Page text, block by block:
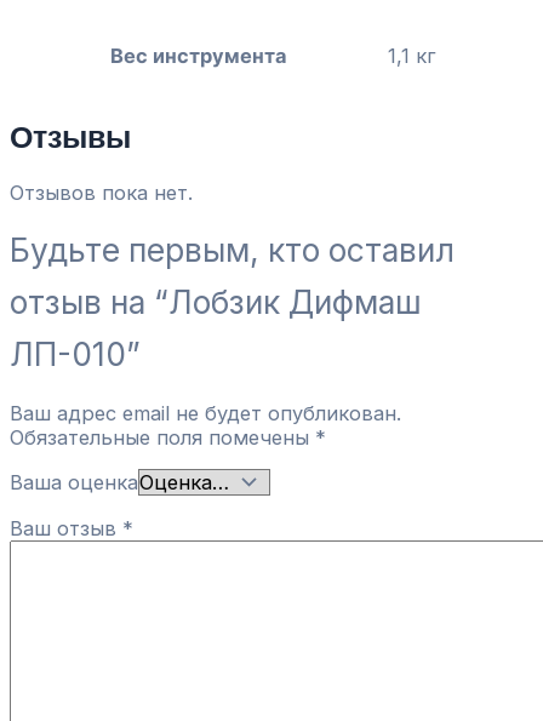
Вес инструмента 1,1 кг
Отзывы
Отзывов пока нет.
Будьте первым, кто оставил
отзыв на “Лобзик Дифмаш
ЛП-010”
Ваш адрес email не будет опубликован.
Обязательные поля помечены *
Ваша оценка
Ваш отзыв *